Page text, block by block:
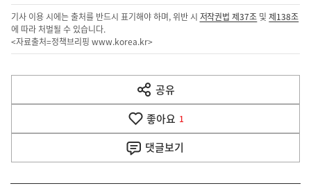
기사 이용 시에는 출처를 반드시 표기해야 하며, 위반 시 저작권법 제37조 및제138조
에 따라 처벌될 수 있습니다.
<자료출처=정책브리핑 www.korea.kr>
다
음
공유
열
기
좋아요 1
댓글보기